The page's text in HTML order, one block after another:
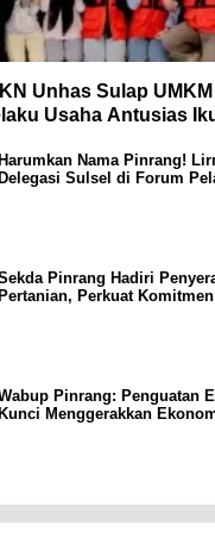
Unhas Sulap
Usaha Antusias
Harumkan Nama Pinrang!
Delegasi Sulsel di Forum
Pinrang Hadiri
Pertanian, Perkuat
Pinrang: Penguatan
Kunci Menggerakkan